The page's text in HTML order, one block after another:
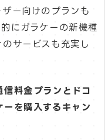
ー向けのプランも
にガラケーの新機種
サービスも充実し
信料金プランとドコ
を購入するキャン